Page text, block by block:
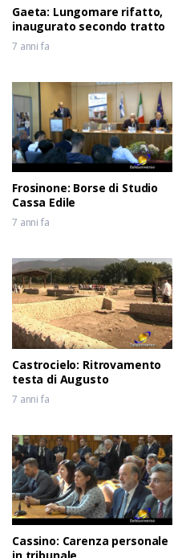
Gaeta: Lungomare rifatto,
inaugurato secondo tratto
7 anni fa
Frosinone: Borse di Studio
Cassa Edile
7 anni fa
Castrocielo: Ritrovamento
testa di Augusto
7 anni fa
Cassino: Carenza personale